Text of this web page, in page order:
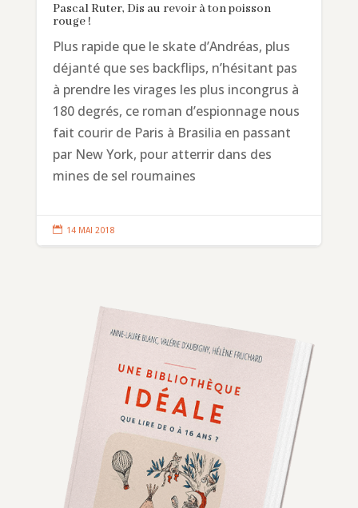
Pascal Ruter, Dis au revoir à ton poisson
rouge !
Plus rapide que le skate d’Andréas, plus
déjanté que ses backflips, n’hésitant pas
à prendre les virages les plus incongrus à
180 degrés, ce roman d’espionnage nous
fait courir de Paris à Brasilia en passant
par New York, pour atterrir dans des
mines de sel roumaines
 14 MAI 2018